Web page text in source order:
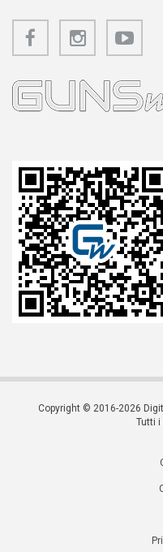
Copyright © 2016-2026
Tutti i